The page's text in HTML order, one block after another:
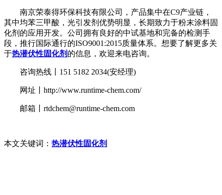
南京荣泰得环保科技有限公司，产品集中在C9产业链，
其中均苯三甲酸，光引发剂优势明显，长期致力于粉末涂料固
化剂的应用开发。公司拥有良好的中试基地和完备的检测手
段，推行国际通行的ISO9001:2015质量体系。想要了解更多关
于热潜伏性固化剂 的信息，欢迎来电咨询。
咨询热线丨151 5182 2034(安经理)
网址丨http://www.runtime-chem.com/
邮箱丨rtdchem@runtime-chem.com
本文关键词： 热潜伏性固化剂